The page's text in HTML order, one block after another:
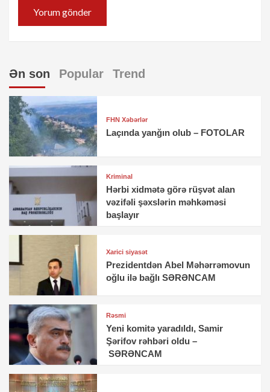
Ən son Popular Trend
FHN Xəbərlər
Laçında yanğın olub – FOTOLAR
Kriminal
Hərbi xidmətə görə rüşvət alan
vəzifəli şəxslərin məhkəməsi
başlayır
Xarici siyasət
Prezidentdən Abel Məhərrəmovun
oğlu ilə bağlı SƏRƏNCAM
Rəsmi
Yeni komitə yaradıldı, Samir
Şərifov rəhbəri oldu –
SƏRƏNCAM